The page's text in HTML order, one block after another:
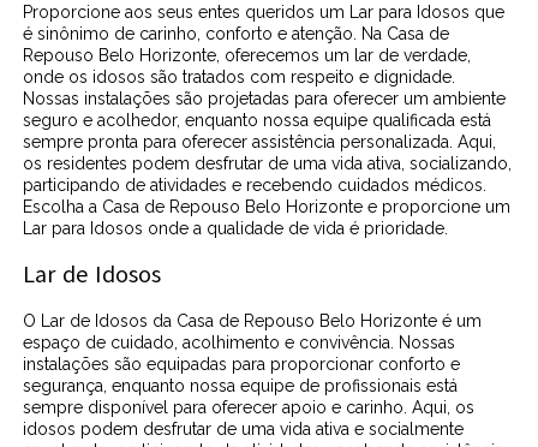
Proporcione aos seus entes queridos um Lar para Idosos que
é sinônimo de carinho, conforto e atenção. Na Casa de
Repouso Belo Horizonte, oferecemos um lar de verdade,
onde os idosos são tratados com respeito e dignidade.
Nossas instalações são projetadas para oferecer um ambiente
seguro e acolhedor, enquanto nossa equipe qualificada está
sempre pronta para oferecer assistência personalizada. Aqui,
os residentes podem desfrutar de uma vida ativa, socializando,
participando de atividades e recebendo cuidados médicos.
Escolha a Casa de Repouso Belo Horizonte e proporcione um
Lar para Idosos onde a qualidade de vida é prioridade.
Lar de Idosos
O Lar de Idosos da Casa de Repouso Belo Horizonte é um
espaço de cuidado, acolhimento e convivência. Nossas
instalações são equipadas para proporcionar conforto e
segurança, enquanto nossa equipe de profissionais está
sempre disponível para oferecer apoio e carinho. Aqui, os
idosos podem desfrutar de uma vida ativa e socialmente